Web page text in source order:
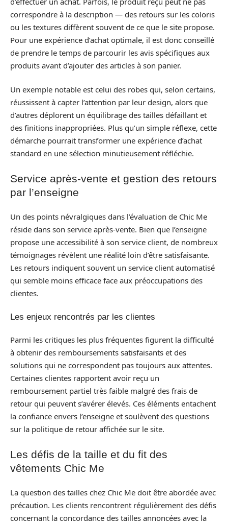
correspondre à la description — des retours sur les coloris
ou les textures diffèrent souvent de ce que le site propose.
Pour une expérience d’achat optimale, il est donc conseillé
de prendre le temps de parcourir les avis spécifiques aux
produits avant d’ajouter des articles à son panier.
Un exemple notable est celui des robes qui, selon certains,
réussissent à capter l’attention par leur design, alors que
d’autres déplorent un équilibrage des tailles défaillant et
des finitions inappropriées. Plus qu’un simple réflexe, cette
démarche pourrait transformer une expérience d’achat
standard en une sélection minutieusement réfléchie.
Service après-vente et gestion des retours
par l’enseigne
Un des points névralgiques dans l’évaluation de Chic Me
réside dans son service après-vente. Bien que l’enseigne
propose une accessibilité à son service client, de nombreux
témoignages révèlent une réalité loin d’être satisfaisante.
Les retours indiquent souvent un service client automatisé
qui semble moins efficace face aux préoccupations des
clientes.
Les enjeux rencontrés par les clientes
Parmi les critiques les plus fréquentes figurent la difficulté
à obtenir des remboursements satisfaisants et des
solutions qui ne correspondent pas toujours aux attentes.
Certaines clientes rapportent avoir reçu un
remboursement partiel très faible malgré des frais de
retour qui peuvent s’avérer élevés. Ces éléments entachent
la confiance envers l’enseigne et soulèvent des questions
sur la politique de retour affichée sur le site.
Les défis de la taille et du fit des
vêtements Chic Me
La question des tailles chez Chic Me doit être abordée avec
précaution. Les clients rencontrent régulièrement des défis
concernant la concordance des tailles annoncées avec la